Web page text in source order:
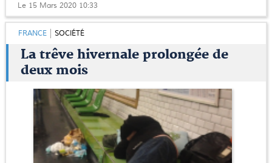
Le 15 Mars 2020 10:33
FRANCE SOCIÉTÉ
La trêve hivernale prolongée de
deux mois